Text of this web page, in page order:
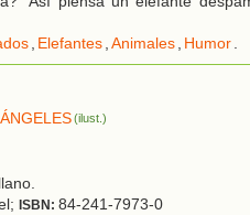
, Elefantes,Animales, Humor.
(ilust.)
ISBN: 84-241-7973-0